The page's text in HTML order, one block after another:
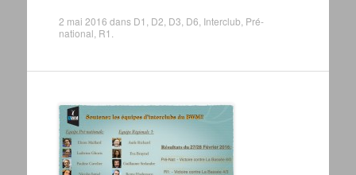
2 mai 2016 dans D1 D2 D3 D6 Interclub Pré-
national R1